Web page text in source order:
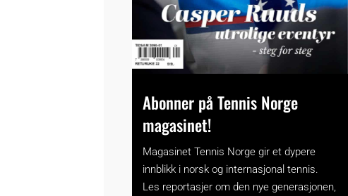
Abonner på Tennis Norge
magasinet!
Magasinet Tennis Norge gir et dypere
innblikk i norsk og internasjonal tennis.
Les reportasjer om den nye generasjonen,